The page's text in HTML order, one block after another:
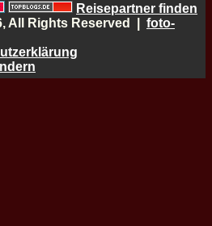
Reisepartner finden
All Rights Reserved | foto-